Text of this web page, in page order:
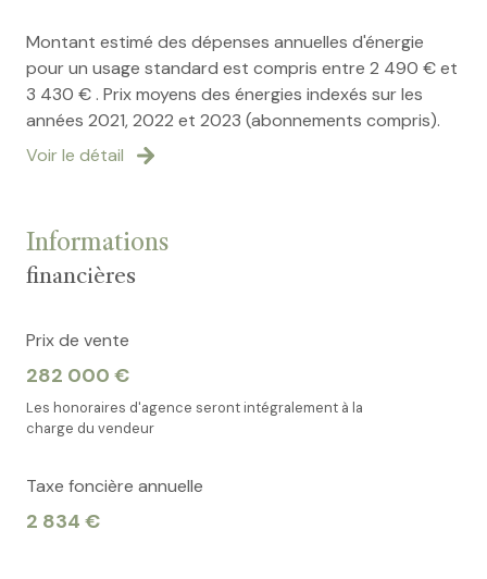
Montant estimé des dépenses annuelles d'énergie
pour un usage standard est compris entre 2 490 € et
3 430 € . Prix moyens des énergies indexés sur les
années 2021, 2022 et 2023 (abonnements compris).
Voir le détail
Informations
financières
Prix de vente
282 000 €
Les honoraires d'agence seront intégralement à la
charge du vendeur
Taxe foncière annuelle
2 834 €